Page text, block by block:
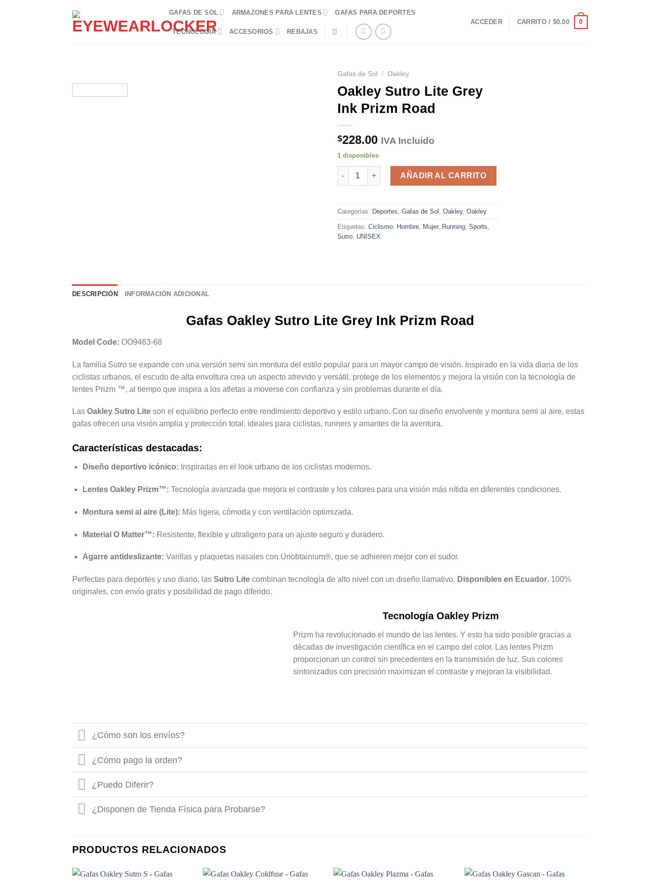
GAFAS DE SOL ARMAZONES PARA LENTES GAFAS PARA DEPORTES
TECNOLOGÍA ACCESORIOS REBAJAS
ACCEDER CARRITO / $0.00 0
Gafas de Sol / Oakley
Oakley Sutro Lite Grey
Ink Prizm Road
$228.00 IVA Incluido
1 disponibles
Oakley Sutro Lite Grey Ink Prizm Road cantidad
AÑADIR AL CARRITO
Categorías: Deportes Gafas de Sol Oakley, Oakley
Etiquetas: Ciclismo Hombre Mujer, Running Sports
Sutro UNISEX
DESCRIPCIÓN INFORMACIÓN ADICIONAL
Gafas Oakley Sutro Lite Grey Ink Prizm Road
Model Code: OO9463-68
La familia Sutro se expande con una versión semi sin montura del estilo popular para un mayor campo de visión. Inspirado en la vida diaria de los
ciclistas urbanos, el escudo de alta envoltura crea un aspecto atrevido y versátil, protege de los elementos y mejora la visión con la tecnología de
lentes Prizm ™, al tiempo que inspira a los atletas a moverse con confianza y sin problemas durante el día.
Las Oakley Sutro Lite son el equilibrio perfecto entre rendimiento deportivo y estilo urbano. Con su diseño envolvente y montura semi al aire, estas
gafas ofrecen una visión amplia y protección total, ideales para ciclistas, runners y amantes de la aventura.
Características destacadas:
Diseño deportivo icónico: Inspiradas en el look urbano de los ciclistas modernos.
Lentes Oakley Prizm™: Tecnología avanzada que mejora el contraste y los colores para una visión más nítida en diferentes condiciones.
Montura semi al aire (Lite): Más ligera, cómoda y con ventilación optimizada.
Material O Matter™: Resistente, flexible y ultraligero para un ajuste seguro y duradero.
Agarre antideslizante: Varillas y plaquetas nasales con Unobtainium®, que se adhieren mejor con el sudor.
Perfectas para deportes y uso diario, las Sutro Lite combinan tecnología de alto nivel con un diseño llamativo. Disponibles en Ecuador, 100%
originales, con envío gratis y posibilidad de pago diferido.
Tecnología Oakley Prizm
Prizm ha revolucionado el mundo de las lentes. Y esto ha sido posible gracias a
décadas de investigación científica en el campo del color. Las lentes Prizm
proporcionan un control sin precedentes en la transmisión de luz. Sus colores
sintonizados con precisión maximizan el contraste y mejoran la visibilidad.
¿Cómo son los envíos?
¿Cómo pago la orden?
¿Puedo Diferir?
¿Disponen de Tienda Física para Probarse?
PRODUCTOS RELACIONADOS